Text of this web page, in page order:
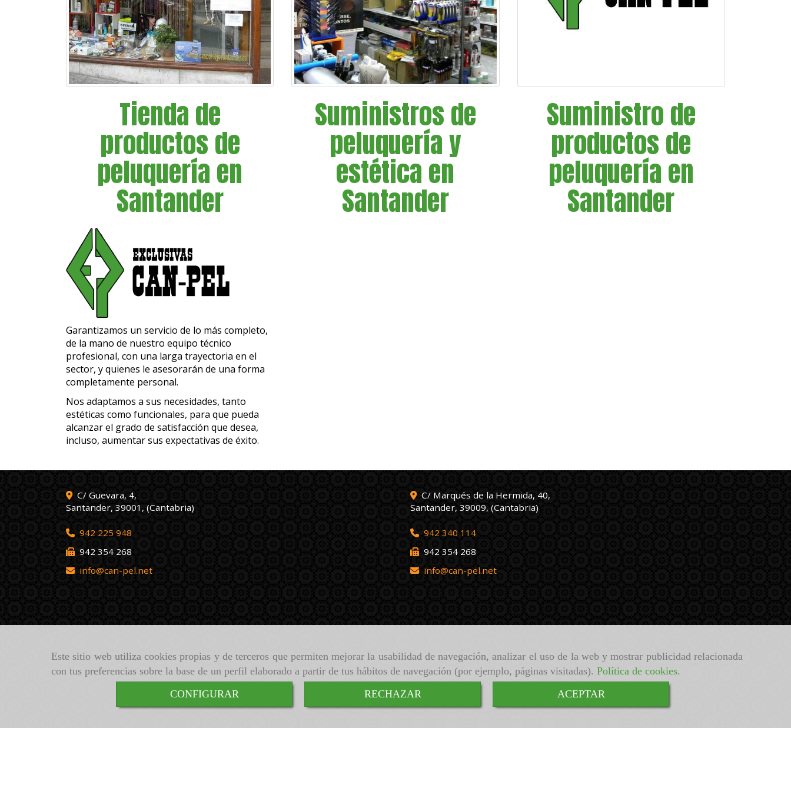
Este sitio web utiliza cookies propias y de terceros que permiten mejorar la usabilidad de navegación, analizar el uso de la web y mostrar publicidad relacionada
con tus preferencias sobre la base de un perfil elaborado a partir de tus hábitos de navegación (por ejemplo, páginas visitadas). Política de cookies.
CONFIGURAR
RECHAZAR ACEPTAR
Tienda de
productos de
peluquería en
Santander
Garantizamos un servicio de lo más completo,
de la mano de nuestro equipo técnico
profesional, con una larga trayectoria en el
sector, y quienes le asesorarán de una forma
completamente personal.
Nos adaptamos a sus necesidades, tanto
estéticas como funcionales, para que pueda
alcanzar el grado de satisfacción que desea,
incluso, aumentar sus expectativas de éxito.
Suministros de
peluquería y
estética en
Santander
Suministro de
productos de
peluquería en
Santander
C/ Guevara, 4,
Santander, 39001 , (Cantabria)
942 225 948
942 354 268
info
can-pel.net
C/ Marqués de la Hermida, 40,
Santander, 39009, (Cantabria)
942 340 114
942 354 268
info
can-pel.net